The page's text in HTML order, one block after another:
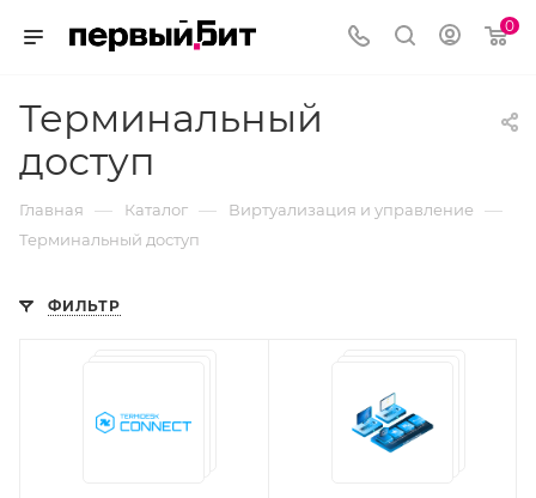
0
Терминальный
доступ
Главная — Каталог — Виртуализация и управление —
Терминальный доступ
ФИЛЬТР